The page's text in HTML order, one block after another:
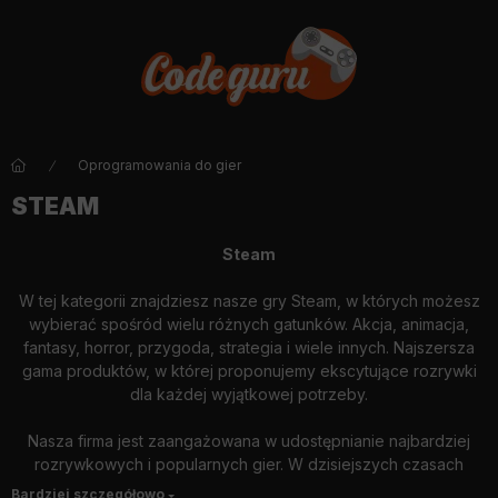
Oprogramowania do gier
STEAM
Steam
W tej kategorii znajdziesz nasze gry Steam, w których możesz
wybierać spośród wielu różnych gatunków. Akcja, animacja,
fantasy, horror, przygoda, strategia i wiele innych. Najszersza
gama produktów, w której proponujemy ekscytujące rozrywki
dla każdej wyjątkowej potrzeby.
Nasza firma jest zaangażowana w udostępnianie najbardziej
rozrywkowych i popularnych gier. W dzisiejszych czasach
szczególnie ważne jest hobby, przyjemna czynność, która